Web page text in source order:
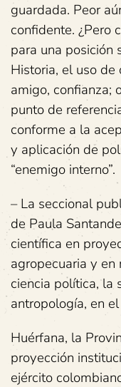
guardada. Peor
confidente. ¿Pero
para una posición
Historia, el uso
amigo, confianza;
punto de
conforme a la
y aplicación de
“enemigo interno”.
– La seccional
de Paula
científica en
agropecuaria y
ciencia política, la
antropología, en
Huérfana, la
proyección
ejército